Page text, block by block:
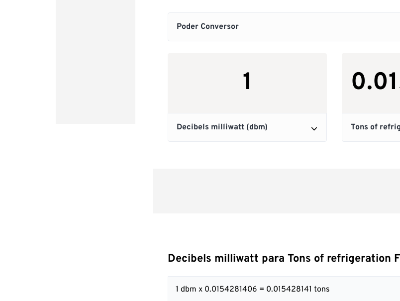
Decibels milliwatt para Tons of refrigeration
1 dbm x 0.0154281406 = 0.015428141 tons